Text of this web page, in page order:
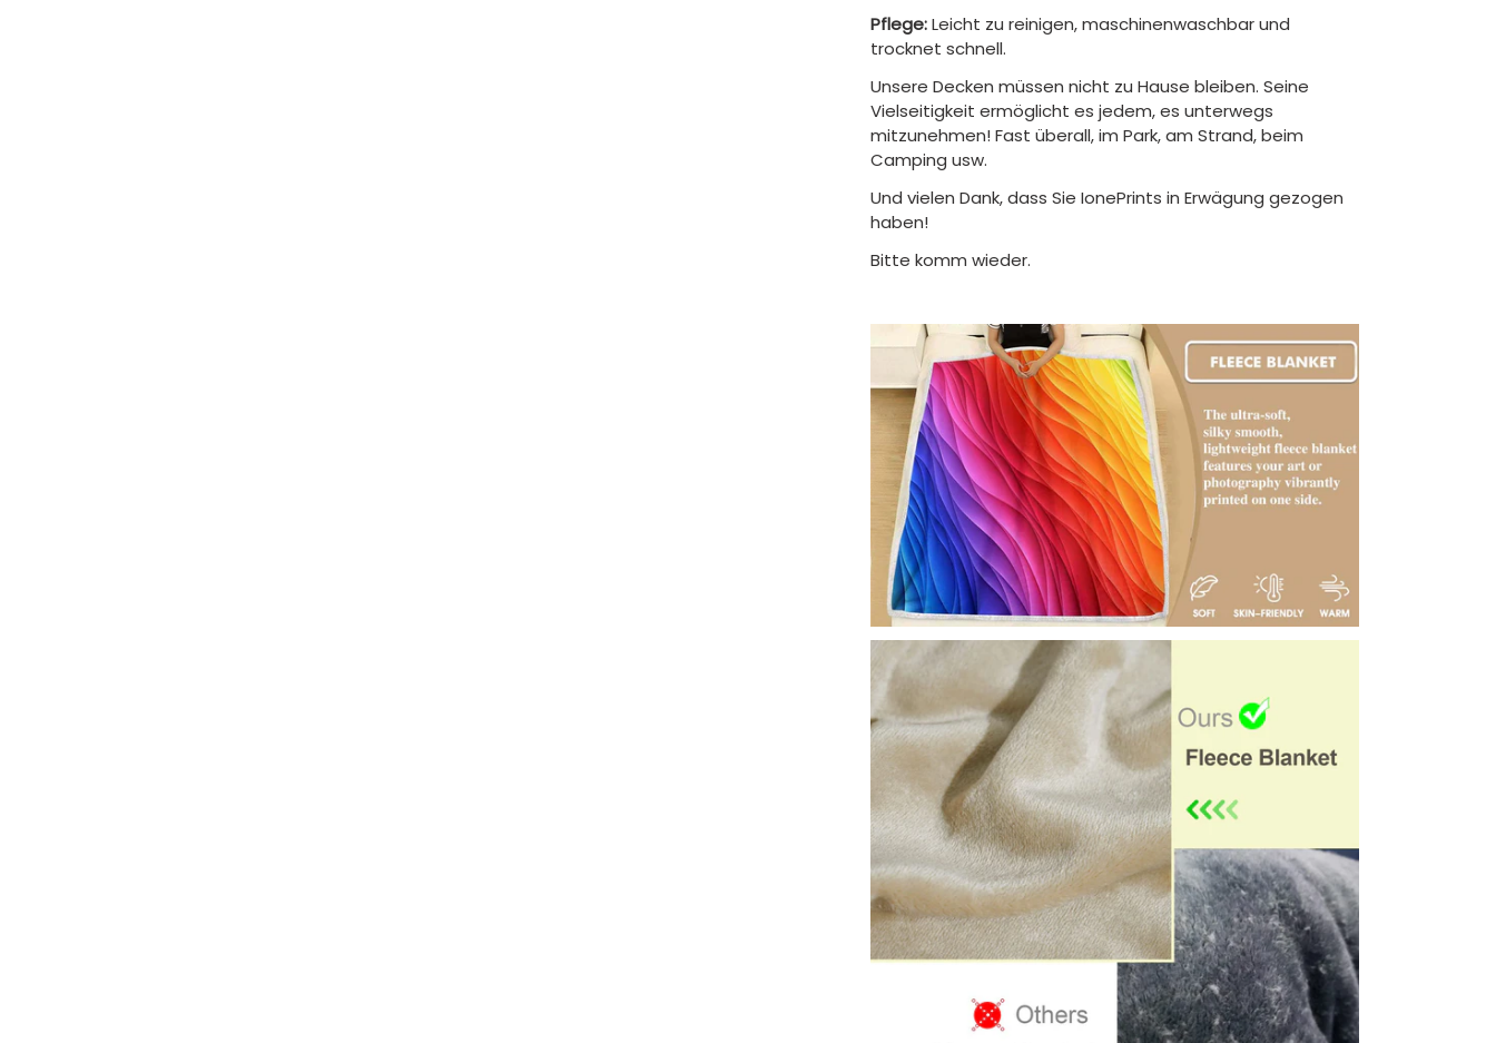
Pflege:Leicht zu reinigen, maschinenwaschbar und
trocknet schnell.
Unsere Decken müssen nicht zu Hause bleiben. Seine
Vielseitigkeit ermöglicht es jedem, es unterwegs
mitzunehmen! Fast überall, im Park, am Strand, beim
Camping usw.
Und vielen Dank, dass Sie IonePrints in Erwägung gezogen
haben!
Bitte komm wieder.